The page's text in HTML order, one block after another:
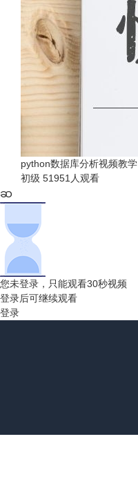
python数据库分析视频教学
初级 51951人观看
您未登录，只能观看30秒视频
登录后可继续观看
登录